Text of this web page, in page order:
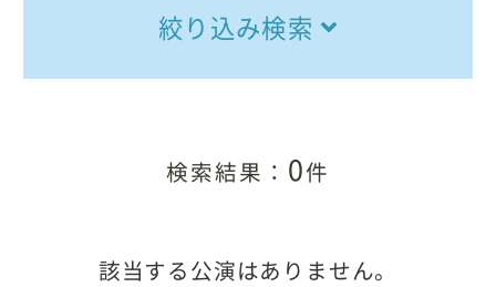
絞り込み検索
検索結果： 0件
該当する公演はありません。